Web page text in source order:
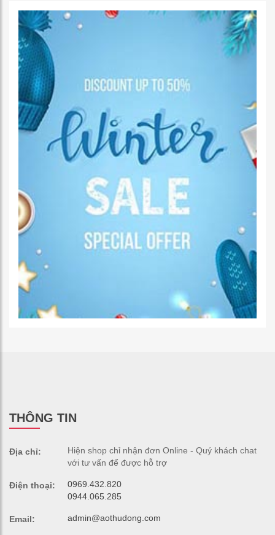
THÔNG TIN
Địa chỉ:
Hiện shop chỉ nhận đơn Online - Quý khách chat
với tư vấn để được hỗ trợ
Điện thoại:
0969.432.820
0944.065.285
Email: admin@aothudong.com